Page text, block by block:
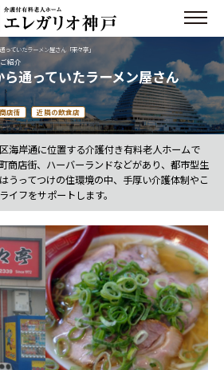
っていたラーメン屋さん「来々亭」
紹介
通っていたラーメン屋さん
店街 近隣の飲食店
海岸通に位置する介護付き有料老人ホームで
商店街、ハーバーランドなどがあり、都市型生
うってつけの住環境の中、手厚い介護体制やこ
イフをサポートします。